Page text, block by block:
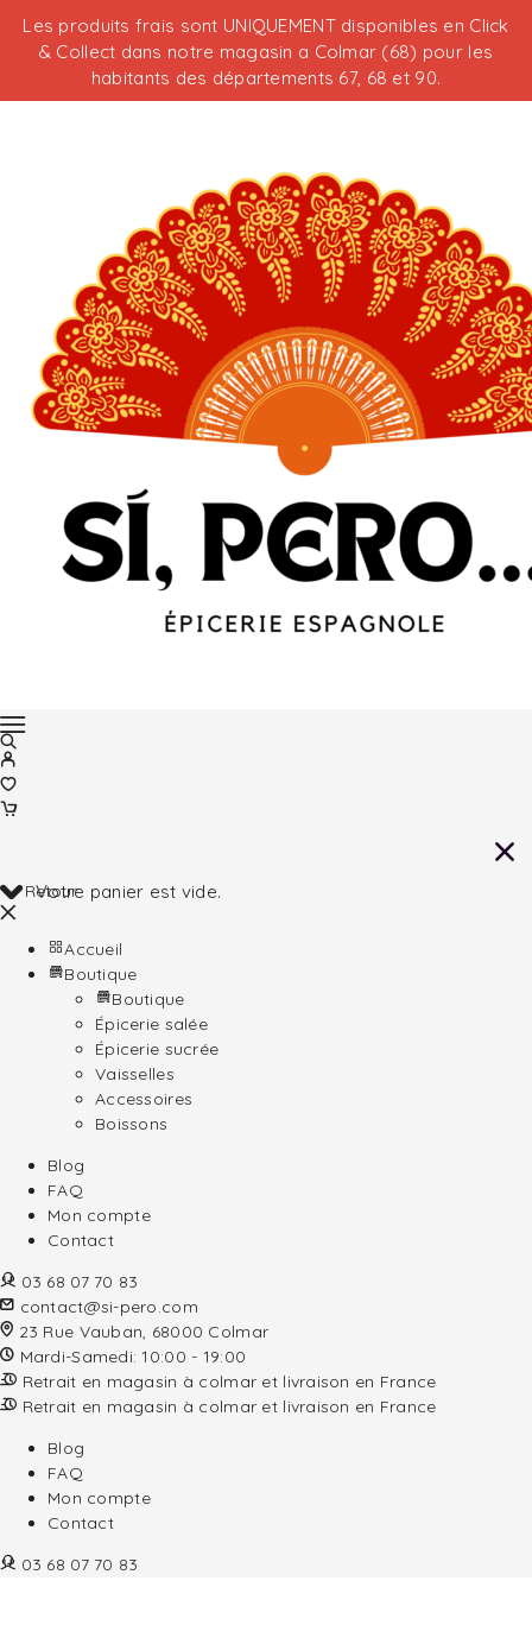
Les produits frais sont UNIQUEMENT disponibles en Click
& Collect dans notre magasin a Colmar (68) pour les
habitants des départements 67, 68 et 90.
Votre panier est vide.
Retour
Accueil
Boutique
Boutique
Épicerie salée
Épicerie sucrée
Vaisselles
Accessoires
Boissons
Blog
FAQ
Mon compte
Contact
03 68 07 70 83
contact@si-pero.com
23 Rue Vauban, 68000 Colmar
Mardi-Samedi: 10:00 - 19:00
Retrait en magasin à colmar et livraison en France
Retrait en magasin à colmar et livraison en France
Blog
FAQ
Mon compte
Contact
03 68 07 70 83